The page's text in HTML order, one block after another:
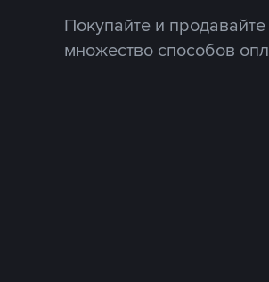
Покупайте и
множество способов